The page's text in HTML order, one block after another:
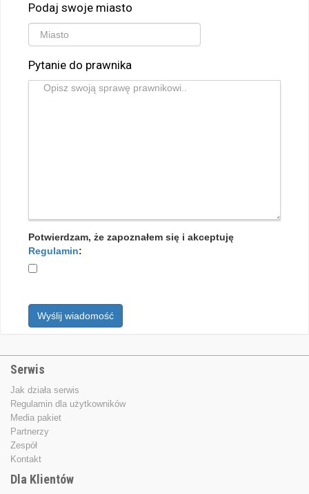
Podaj swoje miasto
Pytanie do prawnika
Potwierdzam, że zapoznałem się i akceptuję
Regulamin:
Wyślij wiadomość
Serwis
Jak działa serwis
Regulamin dla użytkowników
Media pakiet
Partnerzy
Zespół
Kontakt
Dla Klientów